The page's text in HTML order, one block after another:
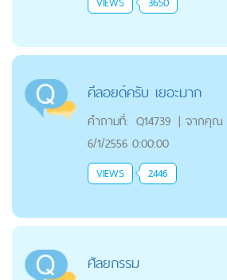
คีลอยด์ครับ เยอะมาก
คำถามที่: Q14739 | จากคุณ
6/1/2556 0:00:00
VIEWS 2446
ศัลยกรรม